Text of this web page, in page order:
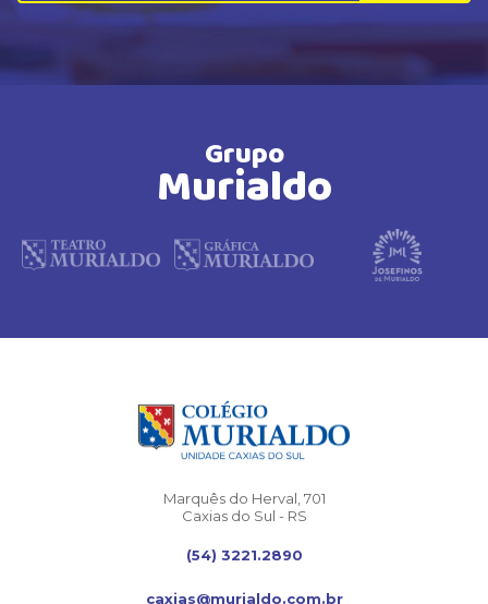
Grupo
Murialdo
Marquês do Herval, 701
Caxias do Sul - RS
(54) 3221.2890
caxias@murialdo.com.br